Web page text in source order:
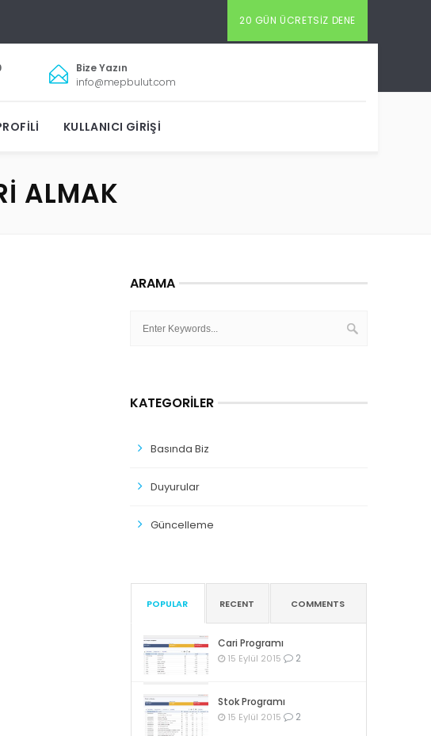
20 GÜN ÜCRETSIZ DENE
Bize Yazın
info@mepbulut.com
KULLANICI GIRIŞI
ALMAK
ARAMA
KATEGORILER
Basında Biz
Duyurular
Güncelleme
POPULAR RECENT COMMENTS
Cari Programı
15 Eylül 2015 2
Stok Programı
15 Eylül 2015 2